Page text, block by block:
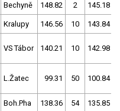
Bechyně 148.82 2 145.18
Kralupy 146.56 10 143.84
VS Tábor 140.21 10 142.98
L.Žatec 99.31 50 100.84
Boh.Pha 138.36 54 135.85